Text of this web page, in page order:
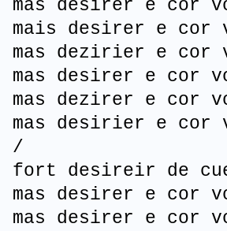
mas desirer e cor
mais desirer e cor
mas dezirier e cor
mas desirer e cor
mas dezirer e cor
mas desirier e cor
/
fort desireir de
mas desirer e cor
mas desirer e cor